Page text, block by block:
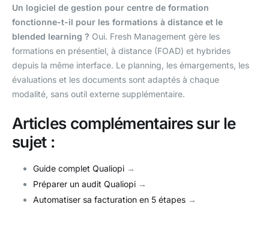
Un logiciel de gestion pour centre de formation
fonctionne-t-il pour les formations à distance et le
blended learning ? Oui. Fresh Management gère les
formations en présentiel, à distance (FOAD) et hybrides
depuis la même interface. Le planning, les émargements, les
évaluations et les documents sont adaptés à chaque
modalité, sans outil externe supplémentaire.
Articles complémentaires sur le
sujet :
Guide complet Qualiopi →
Préparer un audit Qualiopi →
Automatiser sa facturation en 5 étapes →